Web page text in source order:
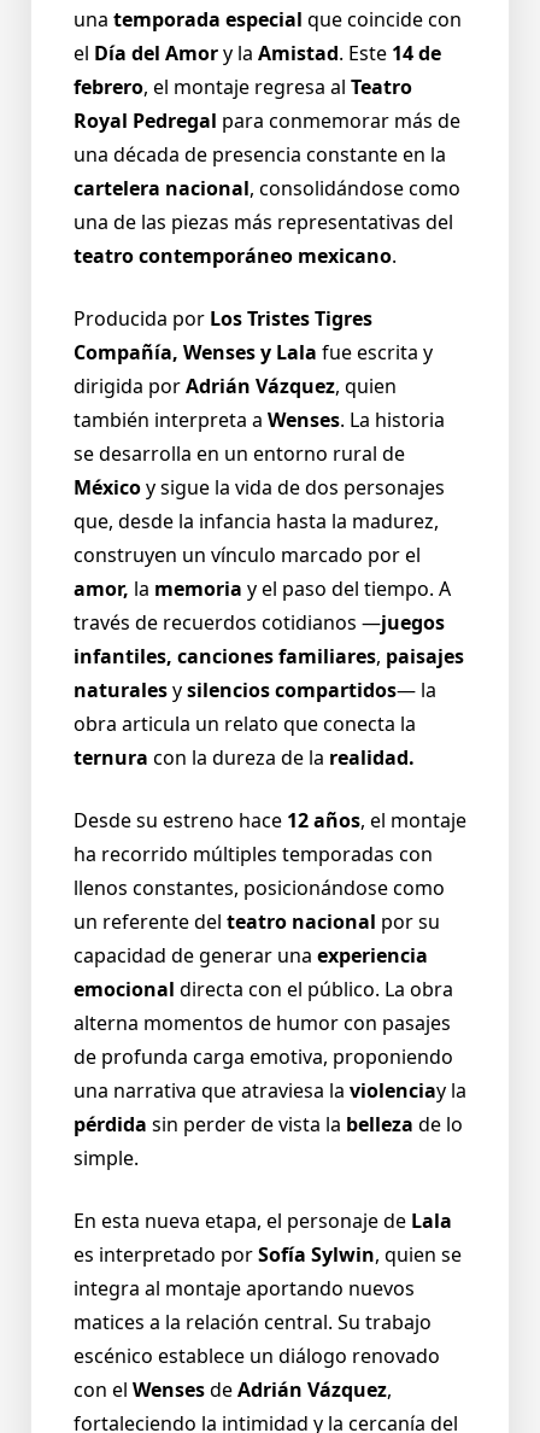
una temporada especial que coincide con
el Día del Amory la Amistad. Este 14 de
febrero, el montaje regresa al Teatro
Royal Pedregal para conmemorar más de
una década de presencia constante en la
cartelera nacional, consolidándose como
una de las piezas más representativas del
teatro contemporáneo mexicano.
Producida por Los Tristes Tigres
Compañía, Wenses y Lala fue escrita y
dirigida porAdrián Vázquez, quien
también interpreta a Wenses. La historia
se desarrolla en un entorno rural de
Méxicoy sigue la vida de dos personajes
que, desde la infancia hasta la madurez,
construyen un vínculo marcado por el
amor, la memoria y el paso del tiempo. A
través de recuerdos cotidianos —juegos
infantiles, canciones familiares, paisajes
naturalesysilencios compartidos— la
obra articula un relato que conecta la
ternura con la dureza de la realidad.
Desde su estreno hace 12 años, el montaje
ha recorrido múltiples temporadas con
llenos constantes, posicionándose como
un referente del teatro nacional por su
capacidad de generar una experiencia
emocional directa con el público. La obra
alterna momentos de humor con pasajes
de profunda carga emotiva, proponiendo
una narrativa que atraviesa la violenciay la
pérdida sin perder de vista la belleza de lo
simple.
En esta nueva etapa, el personaje de Lala
es interpretado porSofía Sylwin, quien se
integra al montaje aportando nuevos
matices a la relación central. Su trabajo
escénico establece un diálogo renovado
con el WensesdeAdrián Vázquez,
fortaleciendo la intimidad y la cercanía del